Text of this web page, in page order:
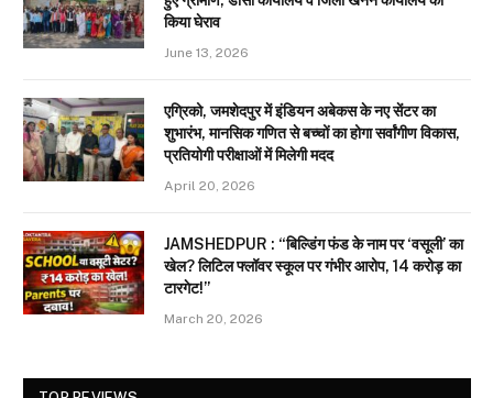
किया घेराव
June 13, 2026
एग्रिको, जमशेदपुर में इंडियन अबेकस के नए सेंटर का
शुभारंभ, मानसिक गणित से बच्चों का होगा सर्वांगीण विकास,
प्रतियोगी परीक्षाओं में मिलेगी मदद
April 20, 2026
JAMSHEDPUR : “बिल्डिंग फंड के नाम पर ‘वसूली’ का
खेल? लिटिल फ्लॉवर स्कूल पर गंभीर आरोप, 14 करोड़ का
टारगेट!”
March 20, 2026